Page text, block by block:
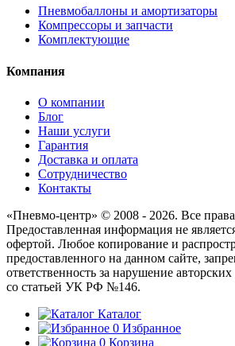
Пневмобаллоны и амортизаторы
Компрессоры и запчасти
Комплектующие
Компания
О компании
Блог
Наши услуги
Гарантия
Доставка и оплата
Сотрудничество
Контакты
«Пневмо-центр» © 2008 - 2026. Все
Предоставленная информация не
офертой. Любое копирование и
предоставленного на данном сайте,
ответственность за нарушение
со статьей УК РФ №146.
Каталог
0 Избранное
0 Корзина